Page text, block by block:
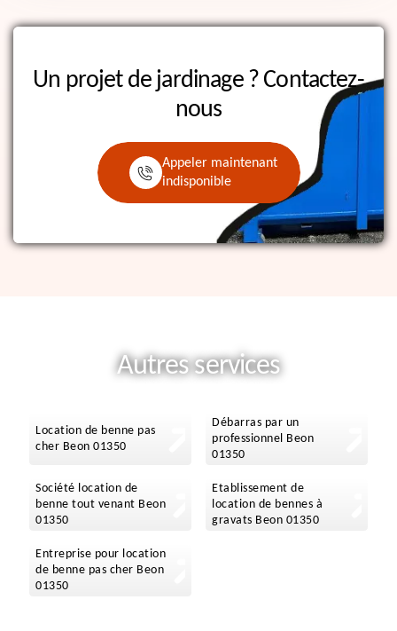
Un projet de jardinage ? Contactez-
nous
Appeler maintenant
indisponible
Autres services
Location de benne pas
cher Beon 01350
Débarras par un
professionnel Beon
01350
Société location de
benne tout venant Beon
01350
Etablissement de
location de bennes à
gravats Beon 01350
Entreprise pour location
de benne pas cher Beon
01350